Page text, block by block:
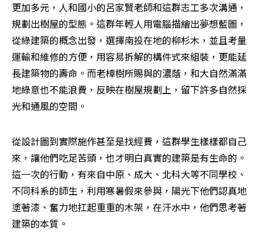
更加多元，人和國小的呂家賢老師和這群志工多次溝通，
規劃出樹屋的型態。這群年輕人用電腦描繪出夢想藍圖，
從綠建築的概念出發，選擇南投在地的柳杉木，並且考量
運輸和維修的方便，用容易拆解的構件式來組裝，更能延
長建築物的壽命。而老樟樹所賜與的濃蔭，和大自然滿滿
地綠意也不能浪費，反映在樹屋規劃上，留下許多自然採
光和通風的空間。
從設計圖到實際施作甚至是找經費，這群學生樣樣都自己
來，讓他們吃足苦頭，也才明白真實的建築是有生命的。
這一次的行動，有來自中原、成大、北科大等不同學校、
不同科系的師生，利用寒暑假來參與，陽光下他們認真地
塗著漆、奮力地扛起重重的木架，在汗水中，他們思考著
建築的本質。